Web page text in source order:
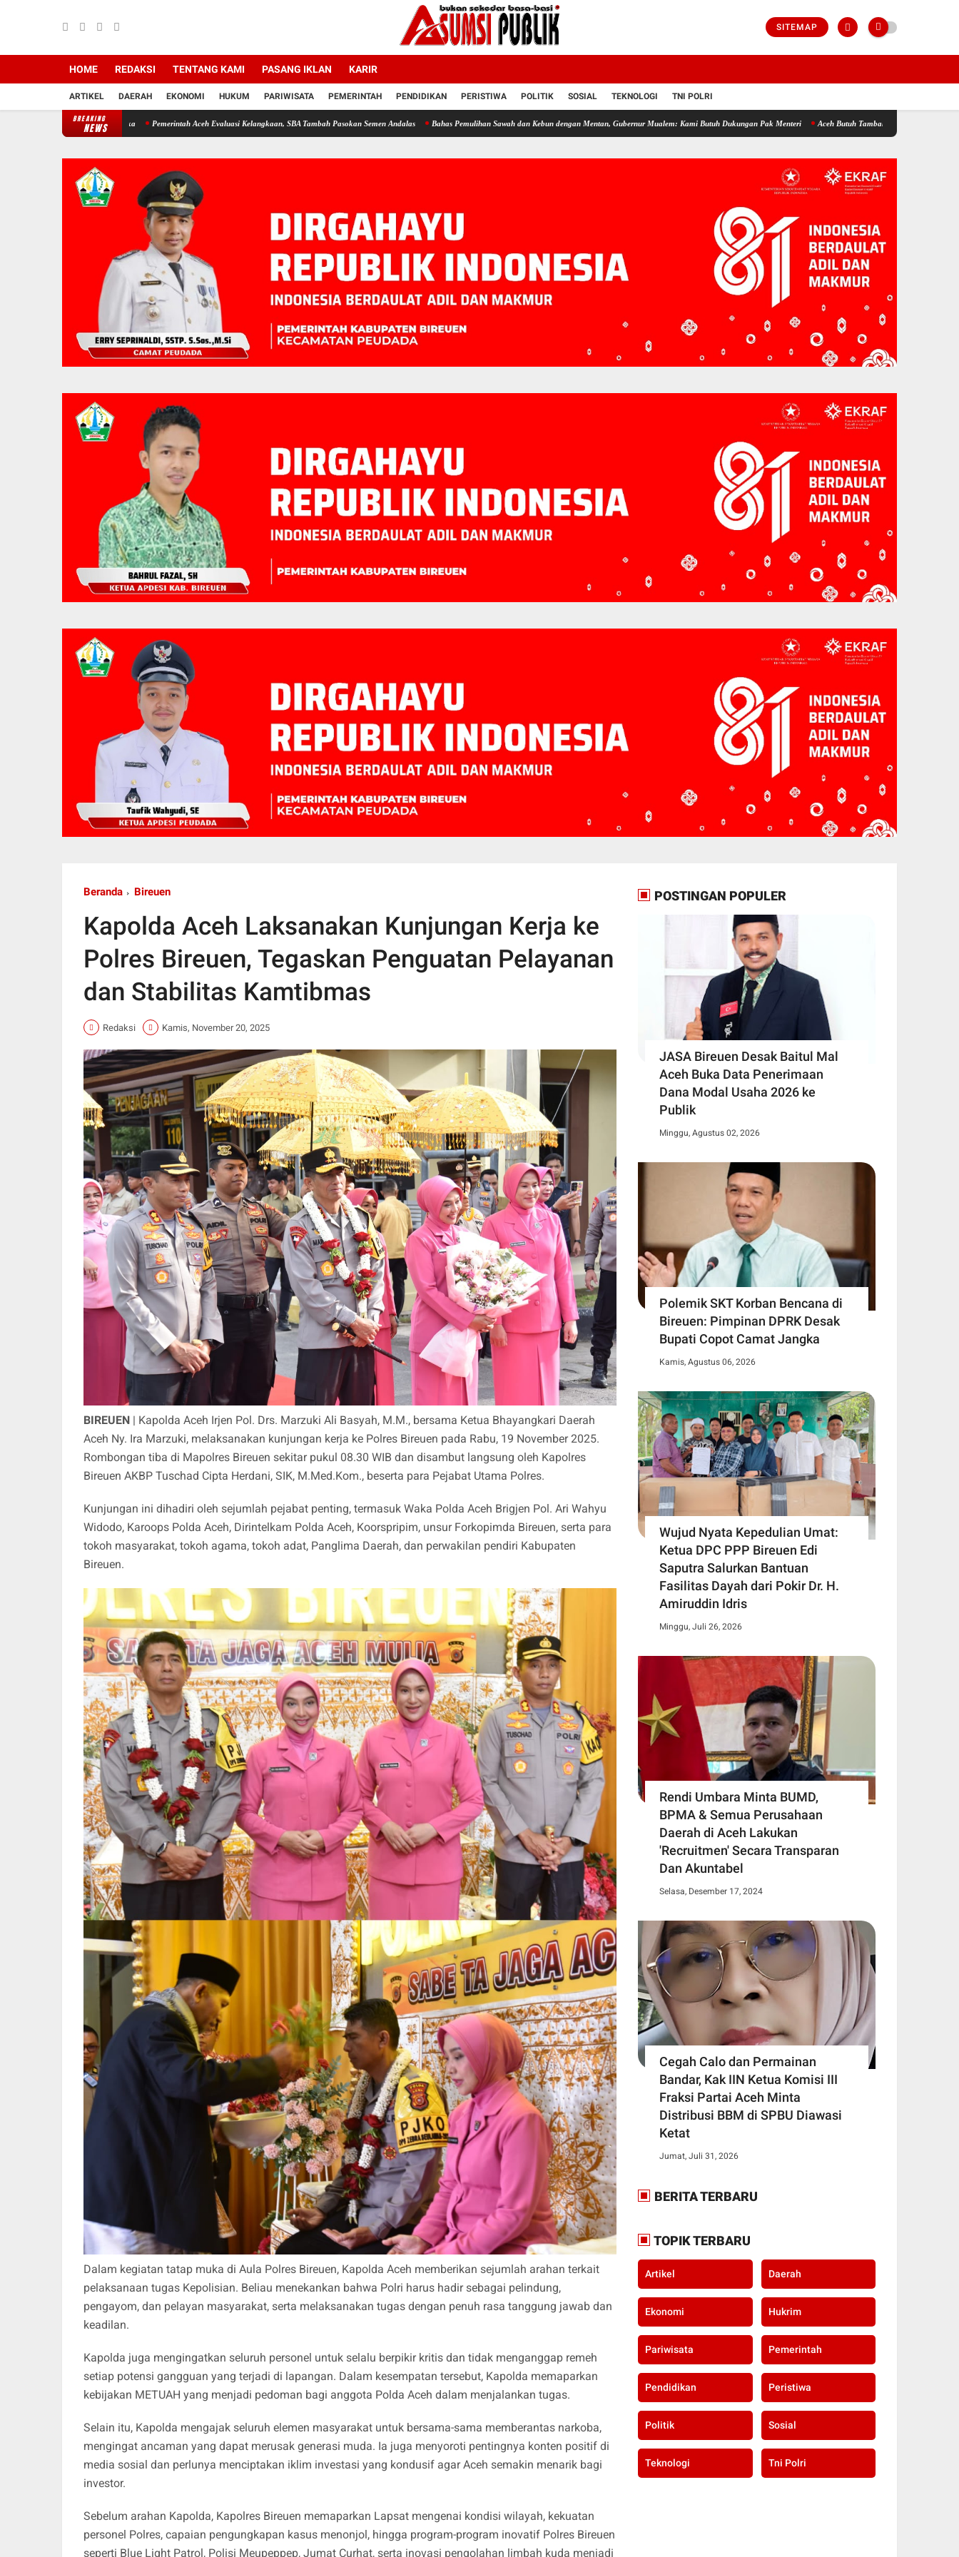
SITEMAP
HOME REDAKSI TENTANG KAMI PASANG IKLAN KARIR
ARTIKEL DAERAH EKONOMI HUKUM PARIWISATA PEMERINTAH PENDIDIKAN PERISTIWA POLITIK SOSIAL TEKNOLOGI TNI POLRI
BREAKING
NEWS
Camat Jangka Pemerintah Aceh Evaluasi Kelangkaan, SBA Tambah Pasokan Semen Andalas Bahas Pemulihan Sawah dan Kebun dengan Mentan, Gubernur Mualem: Kami Butuh Dukungan Pak Menteri Aceh Butuh Tambahan Semen, Wagub Dek Fadh
Beranda Bireuen
Kapolda Aceh Laksanakan Kunjungan Kerja ke
Polres Bireuen, Tegaskan Penguatan Pelayanan
dan Stabilitas Kamtibmas
Redaksi Kamis, November 20, 2025
BIREUEN | Kapolda Aceh Irjen Pol. Drs. Marzuki Ali Basyah, M.M., bersama Ketua Bhayangkari Daerah
Aceh Ny. Ira Marzuki, melaksanakan kunjungan kerja ke Polres Bireuen pada Rabu, 19 November 2025.
Rombongan tiba di Mapolres Bireuen sekitar pukul 08.30 WIB dan disambut langsung oleh Kapolres
Bireuen AKBP Tuschad Cipta Herdani, SIK, M.Med.Kom., beserta para Pejabat Utama Polres.
Kunjungan ini dihadiri oleh sejumlah pejabat penting, termasuk Waka Polda Aceh Brigjen Pol. Ari Wahyu
Widodo, Karoops Polda Aceh, Dirintelkam Polda Aceh, Koorspripim, unsur Forkopimda Bireuen, serta para
tokoh masyarakat, tokoh agama, tokoh adat, Panglima Daerah, dan perwakilan pendiri Kabupaten
Bireuen.
Dalam kegiatan tatap muka di Aula Polres Bireuen, Kapolda Aceh memberikan sejumlah arahan terkait
pelaksanaan tugas Kepolisian. Beliau menekankan bahwa Polri harus hadir sebagai pelindung,
pengayom, dan pelayan masyarakat, serta melaksanakan tugas dengan penuh rasa tanggung jawab dan
keadilan.
Kapolda juga mengingatkan seluruh personel untuk selalu berpikir kritis dan tidak menganggap remeh
setiap potensi gangguan yang terjadi di lapangan. Dalam kesempatan tersebut, Kapolda memaparkan
kebijakan METUAH yang menjadi pedoman bagi anggota Polda Aceh dalam menjalankan tugas.
Selain itu, Kapolda mengajak seluruh elemen masyarakat untuk bersama-sama memberantas narkoba,
mengingat ancaman yang dapat merusak generasi muda. Ia juga menyoroti pentingnya konten positif di
media sosial dan perlunya menciptakan iklim investasi yang kondusif agar Aceh semakin menarik bagi
investor.
Sebelum arahan Kapolda, Kapolres Bireuen memaparkan Lapsat mengenai kondisi wilayah, kekuatan
personel Polres, capaian pengungkapan kasus menonjol, hingga program-program inovatif Polres Bireuen
seperti Blue Light Patrol, Polisi Meupeppep, Jumat Curhat, serta inovasi pengolahan limbah kuda menjadi
POSTINGAN POPULER
JASA Bireuen Desak Baitul Mal
Aceh Buka Data Penerimaan
Dana Modal Usaha 2026 ke
Publik
Minggu, Agustus 02, 2026
Polemik SKT Korban Bencana di
Bireuen: Pimpinan DPRK Desak
Bupati Copot Camat Jangka
Kamis, Agustus 06, 2026
Wujud Nyata Kepedulian Umat:
Ketua DPC PPP Bireuen Edi
Saputra Salurkan Bantuan
Fasilitas Dayah dari Pokir Dr. H.
Amiruddin Idris
Minggu, Juli 26, 2026
Rendi Umbara Minta BUMD,
BPMA & Semua Perusahaan
Daerah di Aceh Lakukan
'Recruitmen' Secara Transparan
Dan Akuntabel
Selasa, Desember 17, 2024
Cegah Calo dan Permainan
Bandar, Kak IIN Ketua Komisi III
Fraksi Partai Aceh Minta
Distribusi BBM di SPBU Diawasi
Ketat
Jumat, Juli 31, 2026
BERITA TERBARU
TOPIK TERBARU
Artikel Daerah
Ekonomi Hukrim
Pariwisata Pemerintah
Pendidikan Peristiwa
Politik Sosial
Teknologi Tni Polri